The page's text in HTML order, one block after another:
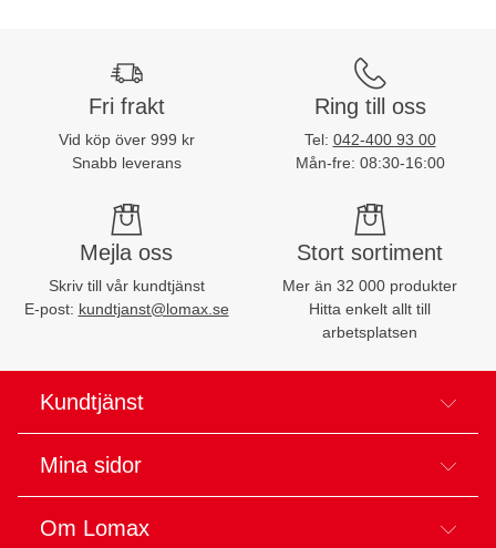
Fri frakt
Vid köp över 999 kr
Snabb leverans
Ring till oss
Tel: 042-400 93 00
Mån-fre: 08:30-16:00
Mejla oss
Skriv till vår kundtjänst
E-post: kundtjanst@lomax.se
Stort sortiment
Mer än 32 000 produkter
Hitta enkelt allt till
arbetsplatsen
Kundtjänst
Mina sidor
Om Lomax